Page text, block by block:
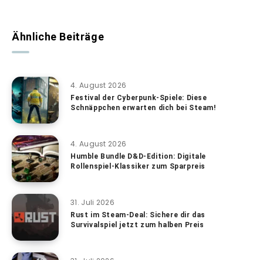
Ähnliche Beiträge
4. August 2026
Festival der Cyberpunk-Spiele: Diese
Schnäppchen erwarten dich bei Steam!
4. August 2026
Humble Bundle D&D-Edition: Digitale
Rollenspiel-Klassiker zum Sparpreis
31. Juli 2026
Rust im Steam-Deal: Sichere dir das
Survivalspiel jetzt zum halben Preis